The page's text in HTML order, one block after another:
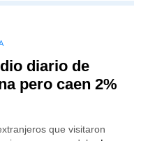
diario de
pero caen 2%
que visitaron